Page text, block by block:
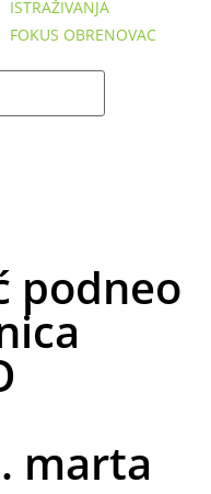
ISTRAŽIVANJA
FOKUS OBRENOVAC
podneo
marta